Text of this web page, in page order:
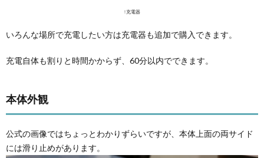
↑充電器
いろんな場所で充電したい方は充電器も追加で購入できます。
充電自体も割りと時間かからず、60分以内でできます。
本体外観
公式の画像ではちょっとわかりずらいですが、本体上面の両サイド
には滑り止めがあります。